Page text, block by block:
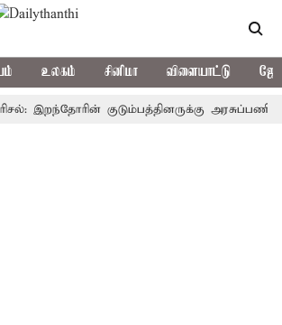
உலகம் சினிமா விளையாட்டு
குடும்பத்தினருக்கு அரசுப்பணி